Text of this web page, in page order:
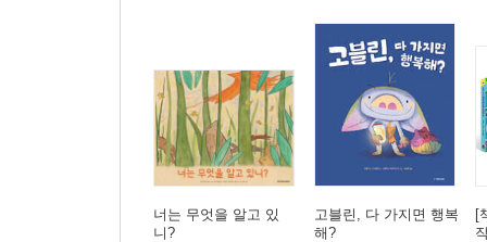
너는 무엇을 알고 있
니?
고블린, 다 가지면 행복
해?
[